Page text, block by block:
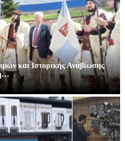
και Ιστορικής Αναβίωσης